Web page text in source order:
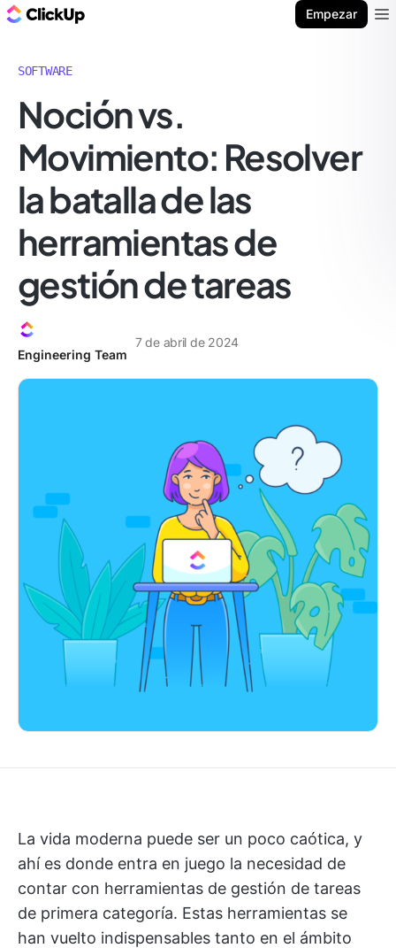
Empezar
SOFTWARE
Noción vs.
Movimiento: Resolver
la batalla de las
herramientas de
gestión de tareas
Engineering Team
7 de abril de 2024
La vida moderna puede ser un poco caótica, y
ahí es donde entra en juego la necesidad de
contar con herramientas de gestión de tareas
de primera categoría. Estas herramientas se
han vuelto indispensables tanto en el ámbito